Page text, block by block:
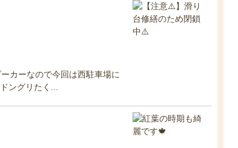
カーなので今回は西駐車場に
ングリたく...